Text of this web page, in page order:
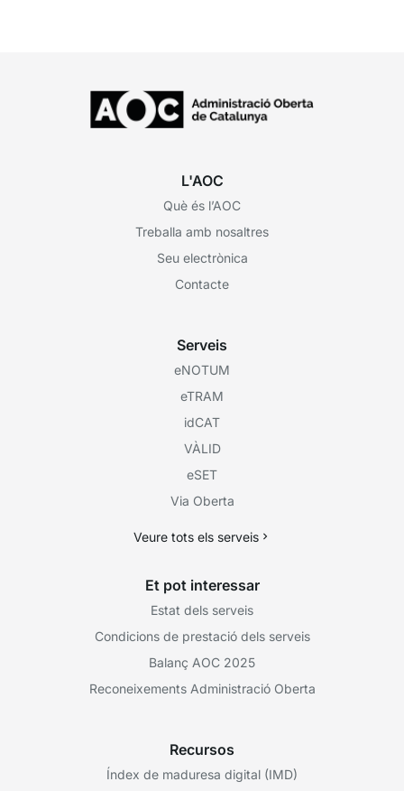
L'AOC
Què és l’AOC
Treballa amb nosaltres
Seu electrònica
Contacte
Serveis
eNOTUM
eTRAM
idCAT
VÀLID
eSET
Via Oberta
Veure tots els serveis
Et pot interessar
Estat dels serveis
Condicions de prestació dels serveis
Balanç AOC 2025
Reconeixements Administració Oberta
Recursos
Índex de maduresa digital (IMD)